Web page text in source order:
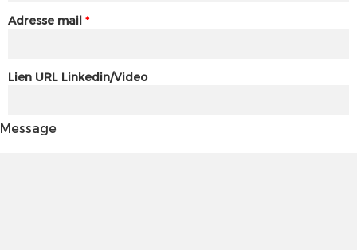
Adresse mail *
Lien URL Linkedin/Video
Message